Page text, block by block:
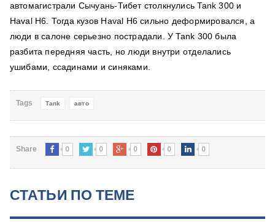
автомагистрали Сычуань-Тибет столкнулись Tank 300 и
Haval H6. Тогда кузов Haval H6 сильно деформировался, а
люди в салоне серьезно пострадали. У Tank 300 была
разбита передняя часть, но люди внутри отделались
ушибами, ссадинами и синяками.
Tags Tank авто
Share 0 0 0 0 0
СТАТЬИ ПО ТЕМЕ